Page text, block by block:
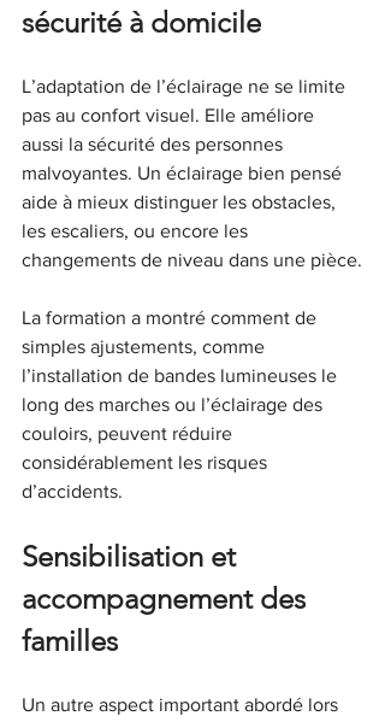
sécurité à domicile
L’adaptation de l’éclairage ne se limite
pas au confort visuel. Elle améliore
aussi la sécurité des personnes
malvoyantes. Un éclairage bien pensé
aide à mieux distinguer les obstacles,
les escaliers, ou encore les
changements de niveau dans une pièce.
La formation a montré comment de
simples ajustements, comme
l’installation de bandes lumineuses le
long des marches ou l’éclairage des
couloirs, peuvent réduire
considérablement les risques
d’accidents.
Sensibilisation et
accompagnement des
familles
Un autre aspect important abordé lors